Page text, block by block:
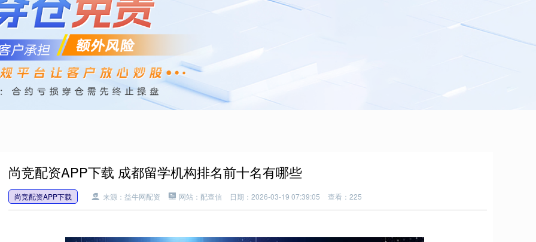
尚竞配资APP下载 成都留学机构排名前十名有哪些
尚竞配资APP下载 来源：益牛网配资 网站：配查信 日期：2026-03-19 07:39:05 查看：225